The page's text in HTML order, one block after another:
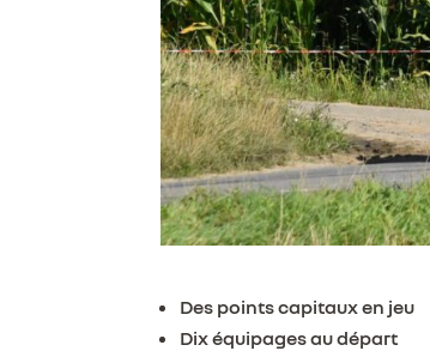
Des points capitaux en jeu
Dix équipages au départ